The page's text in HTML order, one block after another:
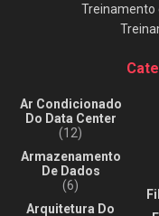
Treinamento
Ar Condicionado
Do Data Center
(12)
Armazenamento
De Dados
(6)
Arquitetura Do